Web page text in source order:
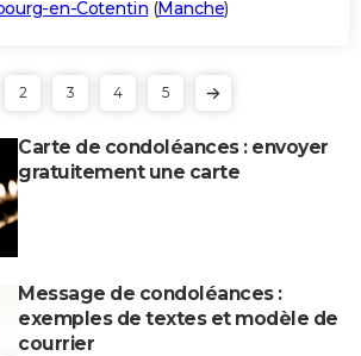
en-Cotentin (Manche)
2 3 4 5
Carte de condoléances : envoyer
gratuitement une carte
Message de condoléances :
exemples de textes et modèle de
courrier